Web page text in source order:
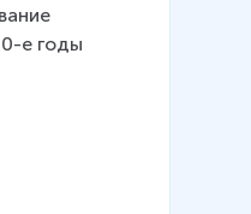
е годы